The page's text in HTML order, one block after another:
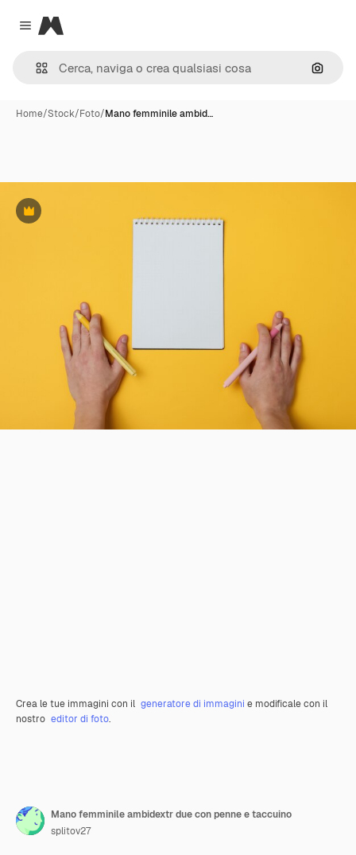
Close menu
Magnific
Cerca
Home/Stock/Foto/Mano femminile ambid…
Premium
Crea le tue immagini con il generatore di immagini e modificale con il
nostro editor di foto.
Mano femminile ambidextr due con penne e taccuino
splitov27